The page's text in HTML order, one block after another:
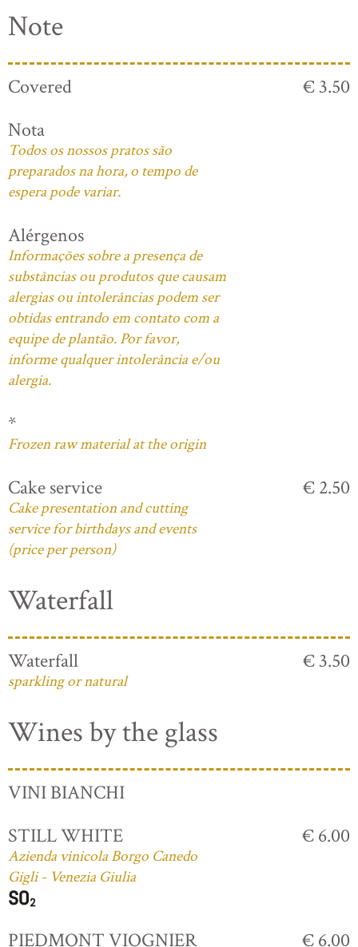
Note
Covered
€ 3.50
Nota
Todos os nossos pratos são
preparados na hora, o tempo de
espera pode variar.
Alérgenos
Informações sobre a presença de
substâncias ou produtos que causam
alergias ou intolerâncias podem ser
obtidas entrando em contato com a
equipe de plantão. Por favor,
informe qualquer intolerância e/ou
alergia.
*
Frozen raw material at the origin
Cake service
Cake presentation and cutting
service for birthdays and events
(price per person)
€ 2.50
Waterfall
Waterfall
sparkling or natural
€ 3.50
Wines by the glass
VINI BIANCHI
STILL WHITE
Azienda vinicola Borgo Canedo
Gigli - Venezia Giulia
€ 6.00
PIEDMONT VIOGNIER € 6.00